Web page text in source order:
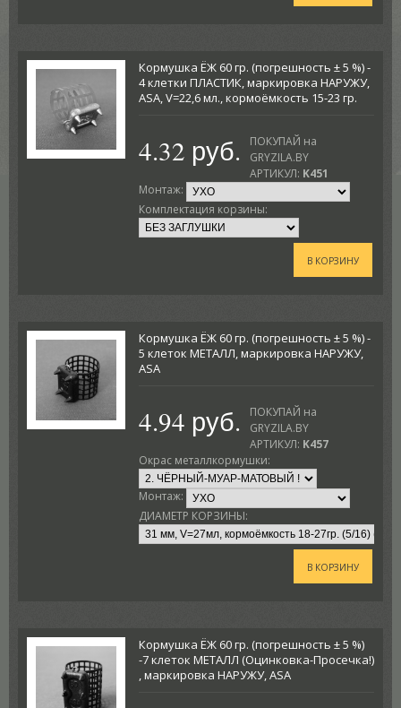
Кормушка ЁЖ 60 гр. (погрешность ± 5 %) -
4 клетки ПЛАСТИК, маркировка НАРУЖУ,
ASA, V=22,6 мл., кормоёмкость 15-23 гр.
4.32 руб.
ПОКУПАЙ на
GRYZILA.BY
АРТИКУЛ: K451
Монтаж:
Комплектация корзины:
В КОРЗИНУ
Кормушка ЁЖ 60 гр. (погрешность ± 5 %) -
5 клеток МЕТАЛЛ, маркировка НАРУЖУ,
ASA
4.94 руб.
ПОКУПАЙ на
GRYZILA.BY
АРТИКУЛ: K457
Окрас металлкормушки:
Монтаж:
ДИАМЕТР КОРЗИНЫ:
В КОРЗИНУ
Кормушка ЁЖ 60 гр. (погрешность ± 5 %)
-7 клеток МЕТАЛЛ (Оцинковка-Просечка!)
, маркировка НАРУЖУ, ASA